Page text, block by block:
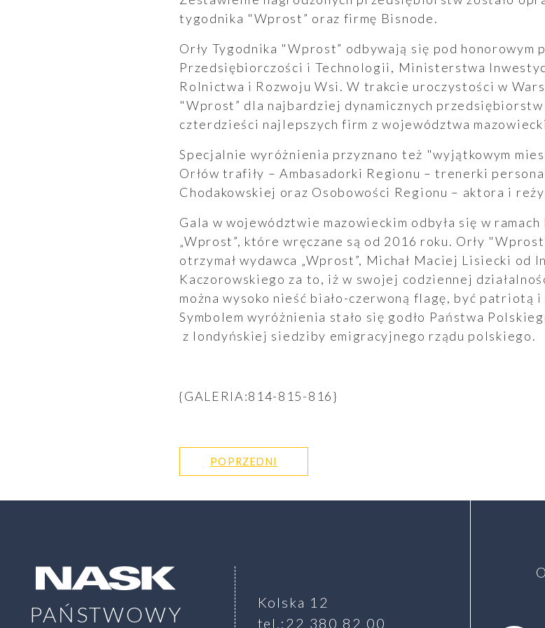
Raporty
Ogłoszenia
Aktualności
tygodnika "Wprost” oraz firmę Bisnode.
Orły Tygodnika "Wprost” odbywają się pod
Przedsiębiorczości i Technologii, Ministerstwa
Rolnictwa i Rozwoju Wsi. W trakcie uroczystości w
"Wprost” dla najbardziej dynamicznych przedsiębiorstw
czterdzieści najlepszych firm z województwa
Specjalnie wyróżnienia przyznano też "wyjątkowym
Orłów trafiły – Ambasadorki Regionu – trenerki
Chodakowskiej oraz Osobowości Regionu – aktora i
Gala w województwie mazowieckim odbyła się w
„Wprost”, które wręczane są od 2016 roku. Orły
otrzymał wydawca „Wprost”, Michał Maciej Lisiecki od
Kaczorowskiego za to, iż w swojej codziennej
można wysoko nieść biało-czerwoną flagę, być patriotą i
Symbolem wyróżnienia stało się godło Państwa
z londyńskiej siedziby emigracyjnego rządu polskiego.
{GALERIA:814-815-816}
POPRZEDNI
PAŃSTWOWY
Kolska 12
tel.:22 380 82 00